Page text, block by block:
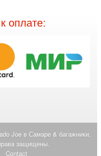
оплате:
Joe в Самаре & багажники,
защищены.
Contact